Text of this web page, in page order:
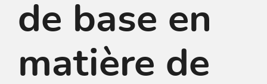
de base en
matière de